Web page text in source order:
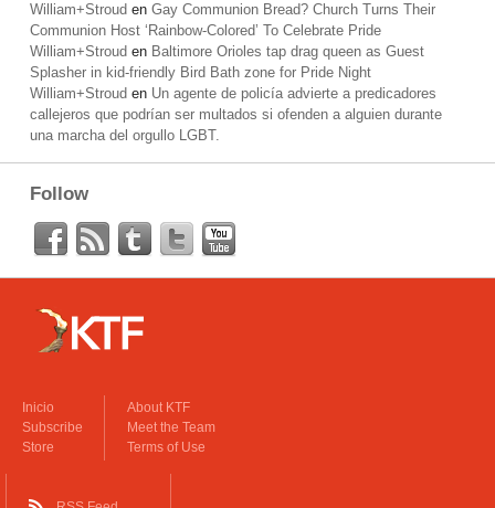
William+Stroud en Gay Communion Bread? Church Turns Their
Communion Host ‘Rainbow-Colored’ To Celebrate Pride
William+Stroud en Baltimore Orioles tap drag queen as Guest
Splasher in kid-friendly Bird Bath zone for Pride Night
William+Stroud en Un agente de policía advierte a predicadores
callejeros que podrían ser multados si ofenden a alguien durante
una marcha del orgullo LGBT.
Follow
Inicio
Subscribe
Store
About KTF
Meet the Team
Terms of Use